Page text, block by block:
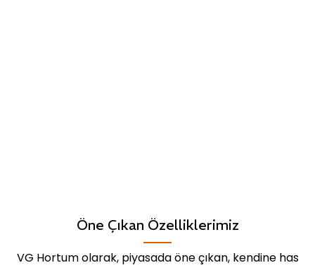
Öne Çıkan Özelliklerimiz
VG Hortum olarak, piyasada öne çıkan, kendine has